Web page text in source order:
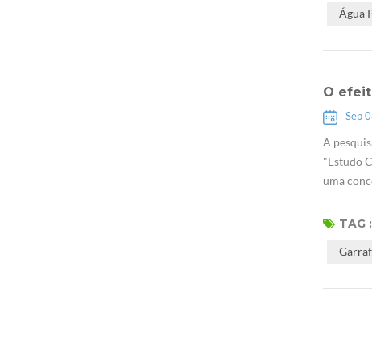
Água
O
Sep
A
"Estudo
uma
TAG :